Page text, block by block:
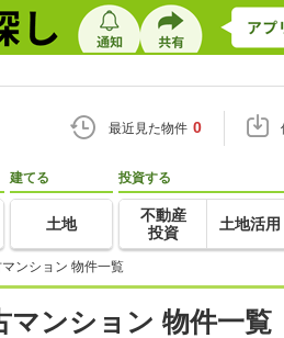
最近見た物件 0
建てる
土地
投資する
不動産
投資
土地活用
ンション 物件一覧
マンション 物件一覧